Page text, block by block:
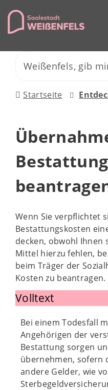
Startseite
Wenn Sie verpflichtet
Bestattungskosten
decken, obwohl Ihnen
Mittel hierzu fehlen,
beim Träger der
Kosten zu beantragen.
Volltext
Bei einem Todesfall
Angehörigen der
Bestattung sorgen
übernehmen, sofern
andere Gelder, wie